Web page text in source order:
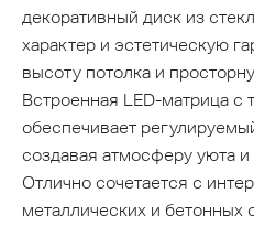
декоративный диск из
характер и эстетическую
высоту потолка и
Встроенная LED-матрица с
обеспечивает
создавая атмосферу уюта
Отлично сочетается с
металлических и бетонных